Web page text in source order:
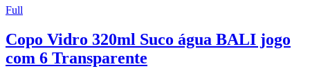
Full
Copo Vidro 320ml Suco água BALI jogo
com 6 Transparente